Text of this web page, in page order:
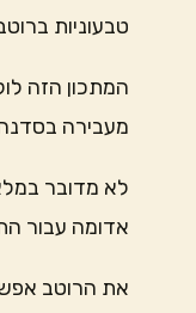
טבעוניות
המתכון הזה
מעבירה בסדנה
לא מדובר
אדומה עבור
את הרוטב